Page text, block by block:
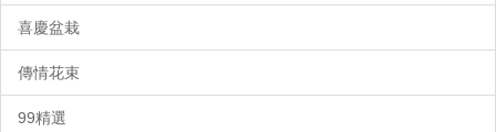
喜慶盆栽
傳情花束
99精選